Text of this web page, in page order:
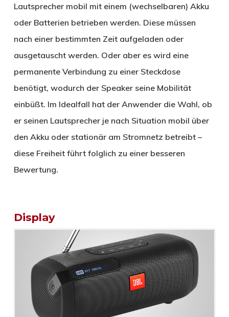
Lautsprecher mobil mit einem (wechselbaren) Akku
oder Batterien betrieben werden. Diese müssen
nach einer bestimmten Zeit aufgeladen oder
ausgetauscht werden. Oder aber es wird eine
permanente Verbindung zu einer Steckdose
benötigt, wodurch der Speaker seine Mobilität
einbüßt. Im Idealfall hat der Anwender die Wahl, ob
er seinen Lautsprecher je nach Situation mobil über
den Akku oder stationär am Stromnetz betreibt –
diese Freiheit führt folglich zu einer besseren
Bewertung.
Display